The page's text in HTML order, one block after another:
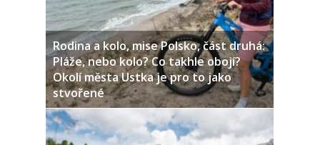
Rodina a kolo, mise Polsko, část druhá:
Pláže, nebo kolo? Co takhle obojí?
Okolí města Ustka je pro to jako
stvořené